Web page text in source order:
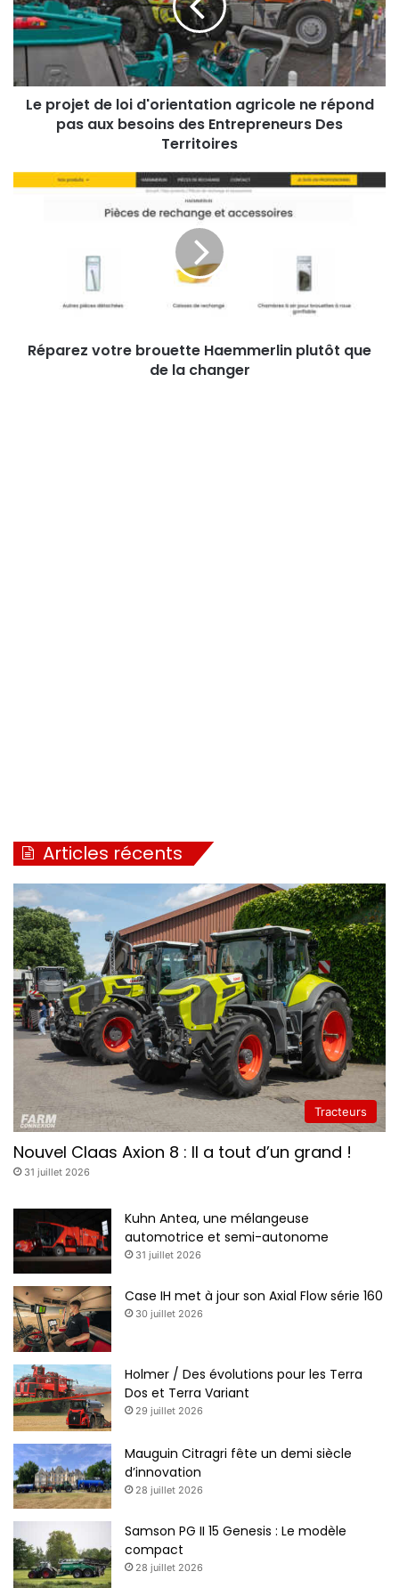
d'orientation
agricole
ne
répond
pas
aux
besoins
Des
Le projet de loi d'orientation agricole ne répond
pas aux besoins des Entrepreneurs Des
Territoires
Réparez
Réparez votre brouette Haemmerlin plutôt que
de la changer
Articles récents
Tracteurs
Nouvel Claas Axion 8 : Il a tout d’un grand !
31 juillet 2026
Kuhn Antea, une mélangeuse
automotrice et semi-autonome
31 juillet 2026
Case IH met à jour son Axial Flow série 160
30 juillet 2026
Holmer / Des évolutions pour les Terra
Dos et Terra Variant
29 juillet 2026
Mauguin Citragri fête un demi siècle
d’innovation
28 juillet 2026
Samson PG II 15 Genesis : Le modèle
compact
28 juillet 2026